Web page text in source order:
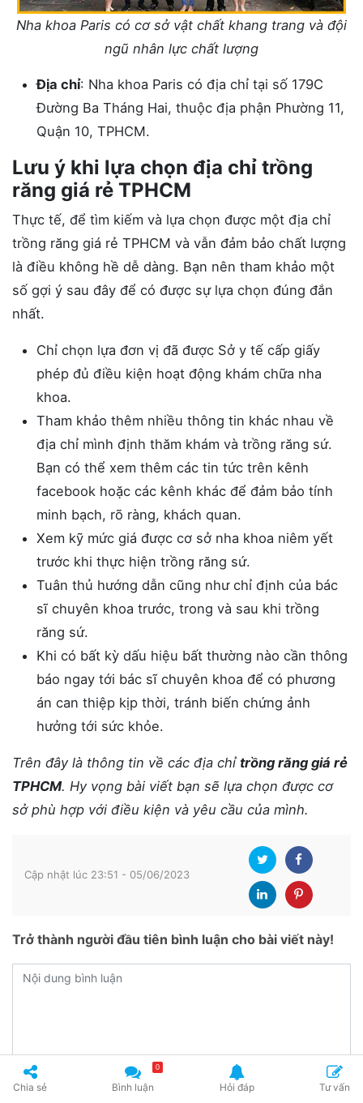
Nha khoa Paris có cơ sở vật chất khang trang và đội
ngũ nhân lực chất lượng
Địa chỉ: Nha khoa Paris có địa chỉ tại số 179C
Đường Ba Tháng Hai, thuộc địa phận Phường 11,
Quận 10, TPHCM.
Lưu ý khi lựa chọn địa chỉ trồng
răng giá rẻ TPHCM
Thực tế, để tìm kiếm và lựa chọn được một địa chỉ
trồng răng giá rẻ TPHCM và vẫn đảm bảo chất lượng
là điều không hề dễ dàng. Bạn nên tham khảo một
số gợi ý sau đây để có được sự lựa chọn đúng đắn
nhất.
Chỉ chọn lựa đơn vị đã được Sở y tế cấp giấy
phép đủ điều kiện hoạt động khám chữa nha
khoa.
Tham khảo thêm nhiều thông tin khác nhau về
địa chỉ mình định thăm khám và trồng răng sứ.
Bạn có thể xem thêm các tin tức trên kênh
facebook hoặc các kênh khác để đảm bảo tính
minh bạch, rõ ràng, khách quan.
Xem kỹ mức giá được cơ sở nha khoa niêm yết
trước khi thực hiện trồng răng sứ.
Tuân thủ hướng dẫn cũng như chỉ định của bác
sĩ chuyên khoa trước, trong và sau khi trồng
răng sứ.
Khi có bất kỳ dấu hiệu bất thường nào cần thông
báo ngay tới bác sĩ chuyên khoa để có phương
án can thiệp kịp thời, tránh biến chứng ảnh
hưởng tới sức khỏe.
Trên đây là thông tin về các địa chỉ trồng răng giá rẻ
TPHCM. Hy vọng bài viết bạn sẽ lựa chọn được cơ
sở phù hợp với điều kiện và yêu cầu của mình.
Cập nhật lúc 23:51 - 05/06/2023
Trở thành người đầu tiên bình luận cho bài viết này!
Chia sẻ Bình luận
0
Hỏi đáp Tư vấn